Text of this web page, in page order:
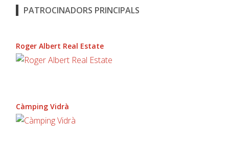
PATROCINADORS PRINCIPALS
Roger Albert Real Estate
Càmping Vidrà